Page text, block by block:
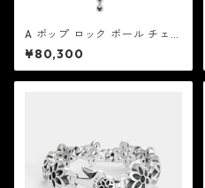
A ポップ ロック ボール チェー
ン ブレスレット V2：Good A
rt HLYWD グッド アート ハリ
ウッド
¥80,300